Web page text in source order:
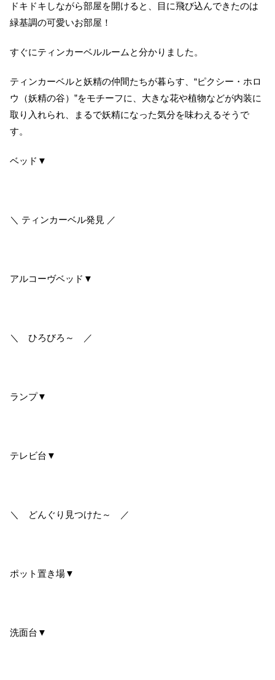
ドキドキしながら部屋を開けると、目に飛び込んできたのは
緑基調の可愛いお部屋！
すぐにティンカーベルルームと分かりました。
ティンカーベルと妖精の仲間たちが暮らす、“ピクシー・ホロ
ウ（妖精の谷）”をモチーフに、大きな花や植物などが内装に
取り入れられ、まるで妖精になった気分を味わえるそうで
す。
ベッド▼
＼ ティンカーベル発見 ／
アルコーヴベッド▼
＼ ひろびろ～ ／
ランプ▼
テレビ台▼
＼ どんぐり見つけた～ ／
ポット置き場▼
洗面台▼